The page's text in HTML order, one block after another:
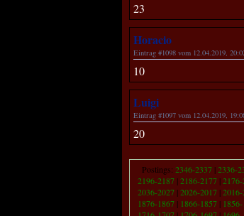
23
Horacio
Eintrag #1098 vom 12.04.2019,
10
Luigi
Eintrag #1097 vom 12.04.2019,
20
Postings: 2346-2337 |2336-
2196-2187 | 2186-2177 |
2036-2027 | 2026-2017 |
1876-1867 | 1866-1857 |